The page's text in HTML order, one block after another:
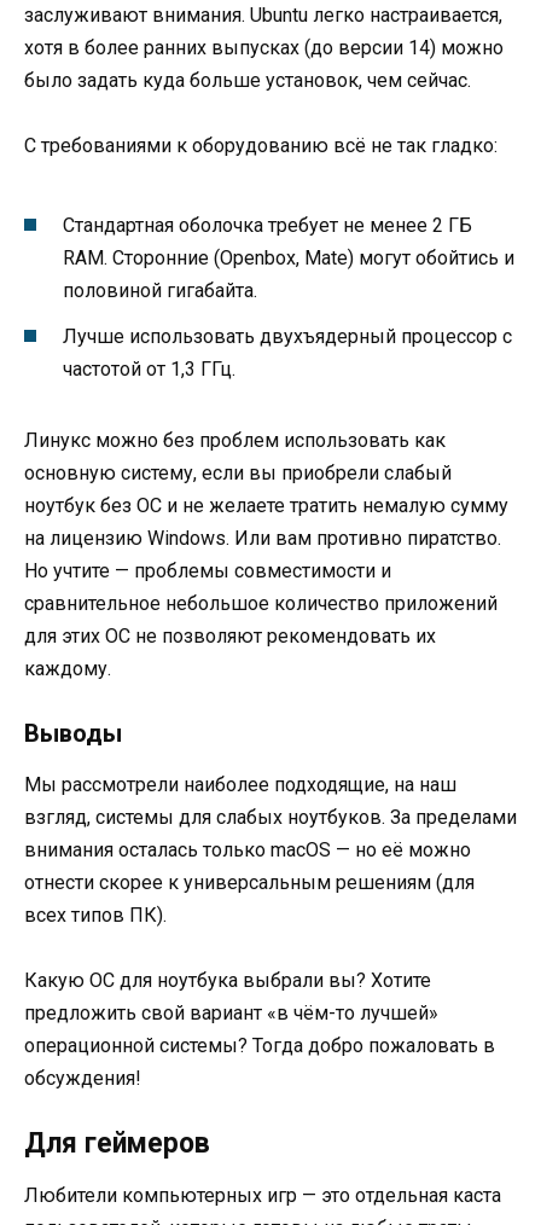
заслуживают внимания. Ubuntu легко настраивается,
хотя в более ранних выпусках (до версии 14) можно
было задать куда больше установок, чем сейчас.
С требованиями к оборудованию всё не так гладко:
Стандартная оболочка требует не менее 2 ГБ
RAM. Сторонние (Openbox, Mate) могут обойтись и
половиной гигабайта.
Лучше использовать двухъядерный процессор с
частотой от 1,3 ГГц.
Линукс можно без проблем использовать как
основную систему, если вы приобрели слабый
ноутбук без ОС и не желаете тратить немалую сумму
на лицензию Windows. Или вам противно пиратство.
Но учтите — проблемы совместимости и
сравнительное небольшое количество приложений
для этих ОС не позволяют рекомендовать их
каждому.
Выводы
Мы рассмотрели наиболее подходящие, на наш
взгляд, системы для слабых ноутбуков. За пределами
внимания осталась только macOS — но её можно
отнести скорее к универсальным решениям (для
всех типов ПК).
Какую ОС для ноутбука выбрали вы? Хотите
предложить свой вариант «в чём-то лучшей»
операционной системы? Тогда добро пожаловать в
обсуждения!
Для геймеров
Любители компьютерных игр — это отдельная каста